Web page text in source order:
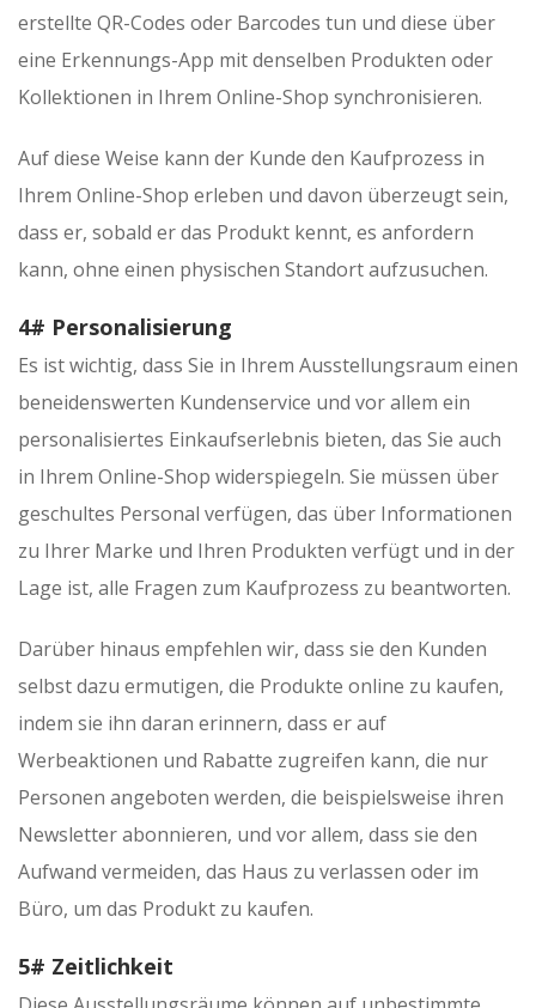
erstellte QR-Codes oder Barcodes tun und diese über
eine Erkennungs-App mit denselben Produkten oder
Kollektionen in Ihrem Online-Shop synchronisieren.
Auf diese Weise kann der Kunde den Kaufprozess in
Ihrem Online-Shop erleben und davon überzeugt sein,
dass er, sobald er das Produkt kennt, es anfordern
kann, ohne einen physischen Standort aufzusuchen.
4# Personalisierung
Es ist wichtig, dass Sie in Ihrem Ausstellungsraum einen
beneidenswerten Kundenservice und vor allem ein
personalisiertes Einkaufserlebnis bieten, das Sie auch
in Ihrem Online-Shop widerspiegeln. Sie müssen über
geschultes Personal verfügen, das über Informationen
zu Ihrer Marke und Ihren Produkten verfügt und in der
Lage ist, alle Fragen zum Kaufprozess zu beantworten.
Darüber hinaus empfehlen wir, dass sie den Kunden
selbst dazu ermutigen, die Produkte online zu kaufen,
indem sie ihn daran erinnern, dass er auf
Werbeaktionen und Rabatte zugreifen kann, die nur
Personen angeboten werden, die beispielsweise ihren
Newsletter abonnieren, und vor allem, dass sie den
Aufwand vermeiden, das Haus zu verlassen oder im
Büro, um das Produkt zu kaufen.
5# Zeitlichkeit